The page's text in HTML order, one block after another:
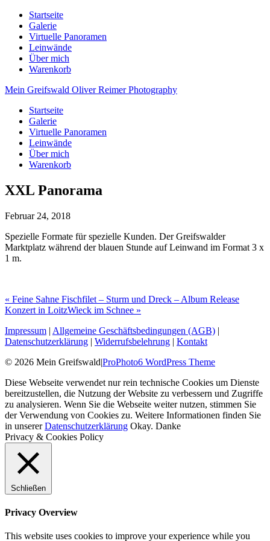
Startseite
Galerie
Virtuelle Panoramen
Leinwände
Über mich
Warenkorb
Mein Greifswald Oliver Reimer Photography
Startseite
Galerie
Virtuelle Panoramen
Leinwände
Über mich
Warenkorb
XXL Panorama
Februar 24, 2018
Spezielle Formate für spezielle Kunden. Der Greifswalder
Marktplatz während der blauen Stunde auf Leinwand im Format 3 x
1 m.
« Feine Sahne Fischfilet – Sturm und Dreck – Album Release
Konzert in LoitzWieck im Schnee »
Impressum | Allgemeine Geschäftsbedingungen (AGB) |
Datenschutzerklärung | Widerrufsbelehrung | Kontakt
© 2026 Mein Greifswald|ProPhoto6 WordPress Theme
Diese Webseite verwendet nur rein technische Cookies um Dienste
bereitzustellen, die Nutzung der Website zu verbessern und Zugriffe
zu analysieren. Wenn Sie die Webseite weiter nutzen, stimmen Sie
der Verwendung von Cookies zu. Weitere Informationen finden Sie
in unsererDatenschutzerklärung Okay. Danke
Privacy & Cookies Policy
Schließen
Privacy Overview
This website uses cookies to improve your experience while you